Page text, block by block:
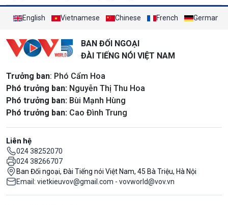
English Vietnamese Chinese French German
BAN ĐỐI NGOẠI
ĐÀI TIẾNG NÓI VIỆT NAM
Trưởng ban: Phó Cẩm Hoa
Phó trưởng ban: Nguyễn Thị Thu Hoa
Phó trưởng ban: Bùi Mạnh Hùng
Phó trưởng ban: Cao Đình Trung
Liên hệ
024 38252070
024 38266707
Ban Đối ngoại, Đài Tiếng nói Việt Nam, 45 Bà Triệu, Hà Nội
Email: vietkieuvov@gmail.com - vovworld@vov.vn